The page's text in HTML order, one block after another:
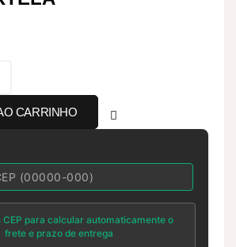
CARRINHO
CEP para calcular automaticamente o
frete e prazo de entrega